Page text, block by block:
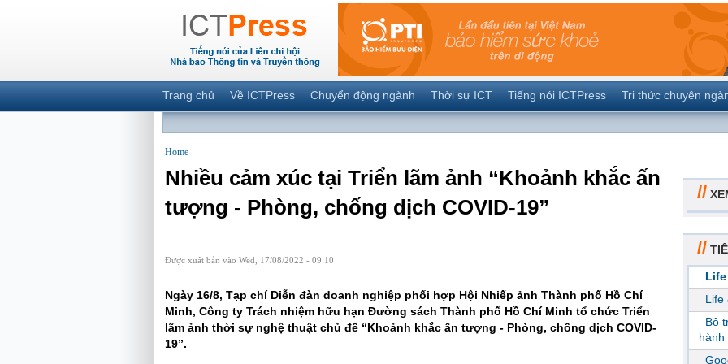
Trang chủ Về ICTPress Chuyển động ngành Thời sự ICT Tiếng nói ICTPress Tri thức chuyên
Home
Nhiều cảm xúc tại Triển lãm ảnh “Khoảnh khắc ấn
tượng - Phòng, chống dịch COVID-19”
Được xuất bản vào Wed, 17/08/2022 - 09:10
Ngày 16/8, Tạp chí Diễn đàn doanh nghiệp phối hợp Hội Nhiếp ảnh Thành phố Hồ Chí
Minh, Công ty Trách nhiệm hữu hạn Đường sách Thành phố Hồ Chí Minh tổ chức Triển
lãm ảnh thời sự nghệ thuật chủ đề “Khoảnh khắc ấn tượng - Phòng, chống dịch COVID-
19”.
//
//
Life
Bộ